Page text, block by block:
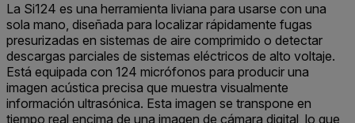
La Si124 es una herramienta liviana para usarse con una
sola mano, diseñada para localizar rápidamente fugas
presurizadas en sistemas de aire comprimido o detectar
descargas parciales de sistemas eléctricos de alto voltaje.
Está equipada con 124 micrófonos para producir una
imagen acústica precisa que muestra visualmente
información ultrasónica. Esta imagen se transpone en
tiempo real encima de una imagen de cámara digital, lo que